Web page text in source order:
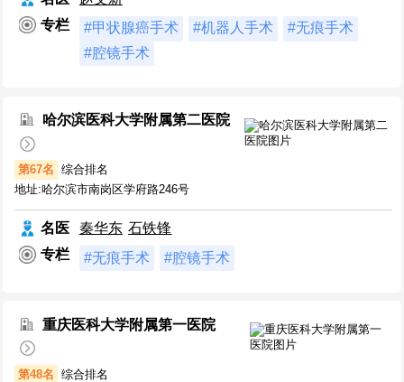
专栏
#甲状腺癌手术 #机器人手术
#无痕手术
#腔镜手术
哈尔滨医科大学附属第二医院
第67名 综合排名
地址:哈尔滨市南岗区学府路246号
名医 秦华东 石铁锋
专栏
#无痕手术 #腔镜手术
重庆医科大学附属第一医院
第48名 综合排名